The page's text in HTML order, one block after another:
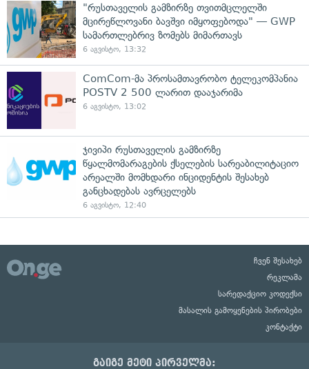
"რუსთაველის გამზირზე თვითმცლელში
მცირეწლოვანი ბავშვი იმყოფებოდა" — GWP
სამართლებრივ ზომებს მიმართავს
6 აგვისტო, 13:32
ComCom-მა პროსამთავრობო ტელეკომპანია
POSTV 2 500 ლარით დააჯარიმა
6 აგვისტო, 13:02
ჯივიპი რუსთაველის გამზირზე
წყალმომარაგების ქსელების სარეაბილიტაციო
არეალში მომხდარი ინციდენტის შესახებ
განცხადებას ავრცელებს
6 აგვისტო, 12:40
ჩვენ შესახებ
რეკლამა
სარედაქციო კოდექსი
მასალის გამოყენების პირობები
კონტაქტი
გაიგე მეტი პირველმა: